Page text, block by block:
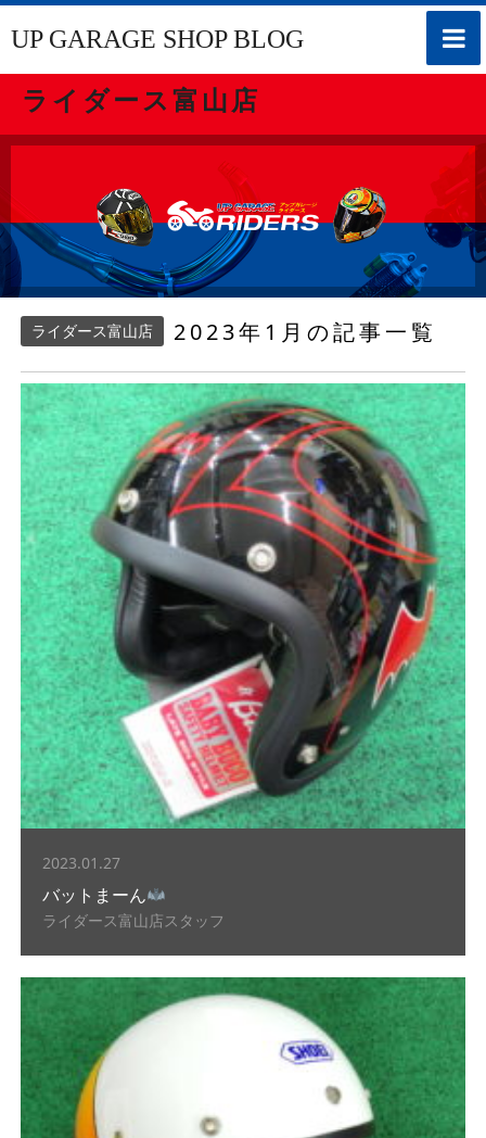
toggle
UP GARAGE SHOP BLOG
ライダース富山店
ライダース富山店 2023年1月の記事一覧
2023.01.27
バットまーん
ライダース富山店スタッフ